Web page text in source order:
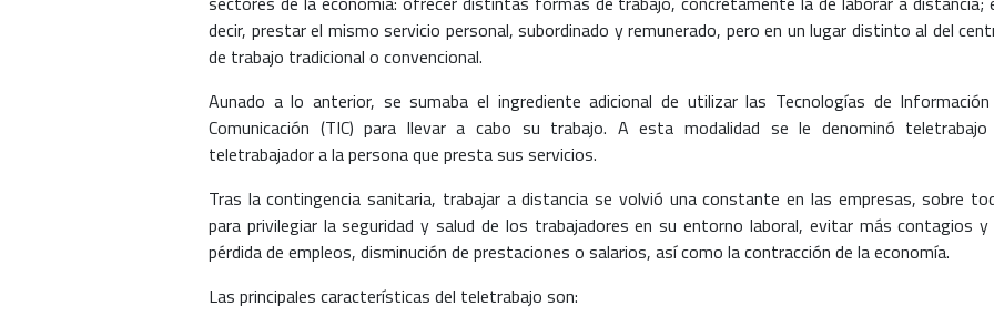
decir, prestar el mismo servicio personal, subordinado y remunerado, pero en un lugar distinto al del
de trabajo tradicional o convencional.
Aunado a lo anterior, se sumaba el ingrediente adicional de utilizar las Tecnologías de
Comunicación (TIC) para llevar a cabo su trabajo. A esta modalidad se le denominó
teletrabajador a la persona que presta sus servicios.
Tras la contingencia sanitaria, trabajar a distancia se volvió una constante en las empresas, sobre
para privilegiar la seguridad y salud de los trabajadores en su entorno laboral, evitar más contagios y
pérdida de empleos, disminución de prestaciones o salarios, así como la contracción de la economía.
Las principales características del teletrabajo son: